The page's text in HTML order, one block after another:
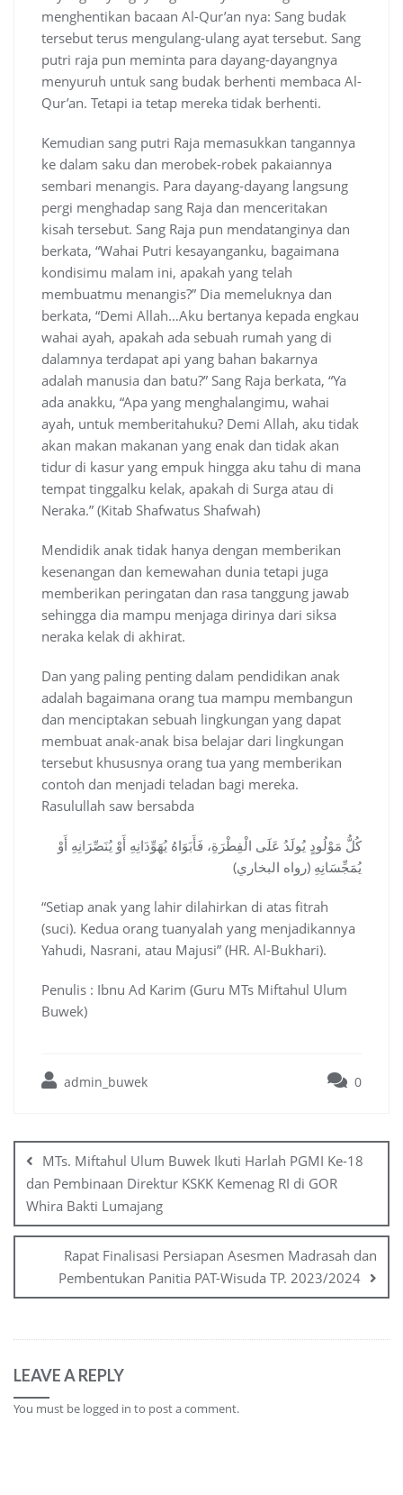
menghentikan bacaan Al-Qur’an nya: Sang budak
tersebut terus mengulang-ulang ayat tersebut. Sang
putri raja pun meminta para dayang-dayangnya
menyuruh untuk sang budak berhenti membaca Al-
Qur’an. Tetapi ia tetap mereka tidak berhenti.
Kemudian sang putri Raja memasukkan tangannya
ke dalam saku dan merobek-robek pakaiannya
sembari menangis. Para dayang-dayang langsung
pergi menghadap sang Raja dan menceritakan
kisah tersebut. Sang Raja pun mendatanginya dan
berkata, “Wahai Putri kesayanganku, bagaimana
kondisimu malam ini, apakah yang telah
membuatmu menangis?” Dia memeluknya dan
berkata, “Demi Allah…Aku bertanya kepada engkau
wahai ayah, apakah ada sebuah rumah yang di
dalamnya terdapat api yang bahan bakarnya
adalah manusia dan batu?” Sang Raja berkata, “Ya
ada anakku, “Apa yang menghalangimu, wahai
ayah, untuk memberitahuku? Demi Allah, aku tidak
akan makan makanan yang enak dan tidak akan
tidur di kasur yang empuk hingga aku tahu di mana
tempat tinggalku kelak, apakah di Surga atau di
Neraka.” (Kitab Shafwatus Shafwah)
Mendidik anak tidak hanya dengan memberikan
kesenangan dan kemewahan dunia tetapi juga
memberikan peringatan dan rasa tanggung jawab
sehingga dia mampu menjaga dirinya dari siksa
neraka kelak di akhirat.
Dan yang paling penting dalam pendidikan anak
adalah bagaimana orang tua mampu membangun
dan menciptakan sebuah lingkungan yang dapat
membuat anak-anak bisa belajar dari lingkungan
tersebut khususnya orang tua yang memberikan
contoh dan menjadi teladan bagi mereka.
Rasulullah saw bersabda
كُلُّ مَوْلُودٍ يُولَدُ عَلَى الْفِطْرَةِ، فَأَبَوَاهُ يُهَوِّدَانِهِ أَوْ يُنَصِّرَانِهِ أَوْ
يُمَجِّسَانِهِ (رواه البخاري)
“Setiap anak yang lahir dilahirkan di atas fitrah
(suci). Kedua orang tuanyalah yang menjadikannya
Yahudi, Nasrani, atau Majusi” (HR. Al-Bukhari).
Penulis : Ibnu Ad Karim (Guru MTs Miftahul Ulum
Buwek)
admin_buwek 0
navigation
MTs. Miftahul Ulum Buwek Ikuti Harlah PGMI Ke-18
dan Pembinaan Direktur KSKK Kemenag RI di GOR
Whira Bakti Lumajang
Rapat Finalisasi Persiapan Asesmen Madrasah dan
Pembentukan Panitia PAT-Wisuda TP. 2023/2024
LEAVE A REPLY
You must be logged in to post a comment.